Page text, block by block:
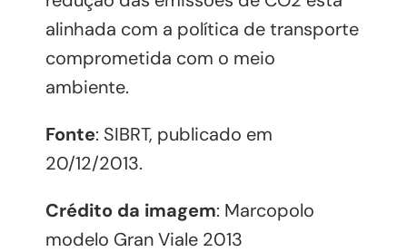
alinhada com a política de transporte
comprometida com o meio
ambiente.
Fonte: SIBRT, publicado em
20/12/2013.
Crédito da imagem: Marcopolo
modelo Gran Viale 2013